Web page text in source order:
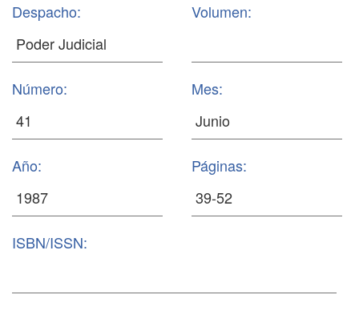
Despacho: Volumen:
Número: Mes:
Año: Páginas:
ISBN/ISSN: